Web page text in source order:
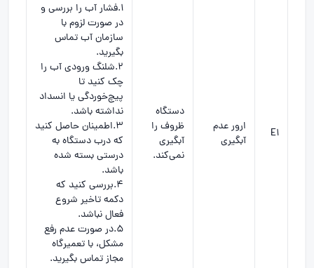
E1
ارور عدم
آبگیری
دستگاه
ظروف را
آبگیری
نمی‌کند.
1.فشار آب را بررسی و
در صورت لزوم با
سازمان آب تماس
بگیرید.
2.شلنگ ورودی آب را
چک کنید تا
پیچ‌خوردگی یا انسداد
نداشته باشد.
3.اطمینان حاصل کنید
که درب دستگاه به
درستی بسته شده
باشد.
4.بررسی کنید که
دکمه تاخیر شروع
فعال نباشد.
5.در صورت عدم رفع
مشکل، با تعمیرگاه
مجاز تماس بگیرید.